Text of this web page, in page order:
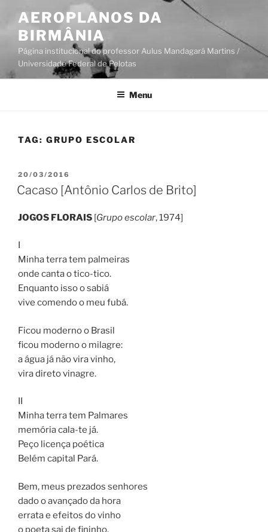
conteúdo
AEROPLANOS DA
BIRMÂNIA
Página institucional do professor Aulus Mandagará Martins /
Universidade Federal de Pelotas
Menu
TAG: GRUPO ESCOLAR
PUBLICADO
EM
20/03/2016
Cacaso [Antônio Carlos de Brito]
JOGOS FLORAIS [Grupo escolar, 1974]
I
Minha terra tem palmeiras
onde canta o tico-tico.
Enquanto isso o sabiá
vive comendo o meu fubá.
Ficou moderno o Brasil
ficou moderno o milagre:
a água já não vira vinho,
vira direto vinagre.
II
Minha terra tem Palmares
memória cala-te já.
Peço licença poética
Belém capital Pará.
Bem, meus prezados senhores
dado o avançado da hora
errata e efeitos do vinho
o poeta sai de fininho.